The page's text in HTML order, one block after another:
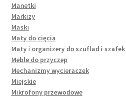
Manetki
Markizy
Maski
Maty do cięcia
Maty i organizery do szuflad i szafek
Meble do przyczep
Mechanizmy wycieraczek
Miejskie
Mikrofony przewodowe